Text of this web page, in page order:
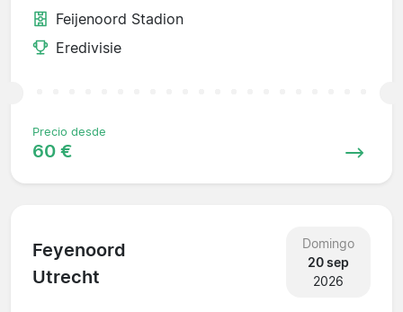
Feijenoord Stadion
Eredivisie
Precio desde
60 €
Feyenoord
Utrecht
Domingo
20 sep
2026